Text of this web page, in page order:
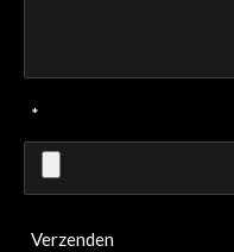
*
Verzenden